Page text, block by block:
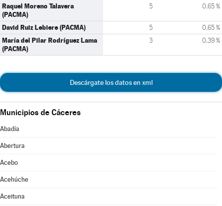
Raquel Moreno Talavera
(PACMA)
5 0,65 %
David Ruiz Lebiere (PACMA) 5 0,65 %
María del Pilar Rodríguez Lama
(PACMA)
3 0,39 %
Descárgate los datos en xml
Municipios de Cáceres
Abadía
Abertura
Acebo
Acehúche
Aceituna